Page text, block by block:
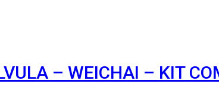
– WEICHAI – KIT